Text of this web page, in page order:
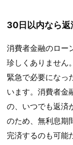
30日以内なら返
消費者金融のロー
珍しくありません
緊急で必要になっ
います。消費者金
の、いつでも返済
のため、無利息期
完済するのも可能